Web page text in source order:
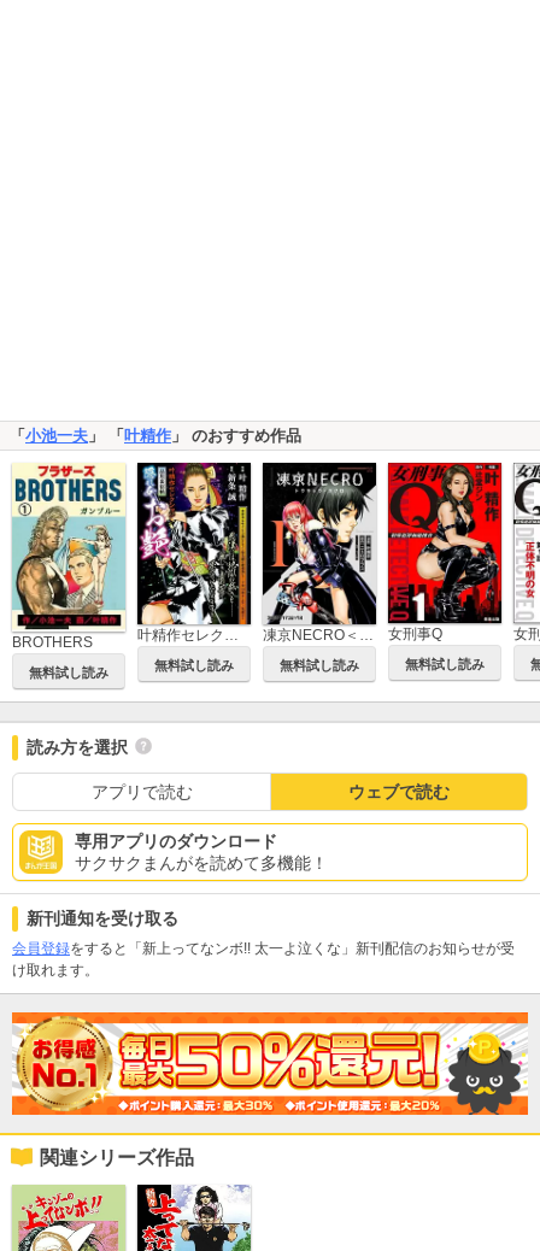
「 小池一夫 」 「 叶精作 」 のおすすめ作品
BROTHERS
無料試し読み
無料試し読み 無料試し読み
女刑事Q
無料試し読み
読み方を選択
アプリで読む ウェブで読む
専用アプリのダウンロード
サクサクまんがを読めて多機能！
新刊通知を受け取る
会員登録をすると「新上ってなンボ!! 太一よ泣くな」新刊配信のお知らせが受
け取れます。
関連シリーズ作品